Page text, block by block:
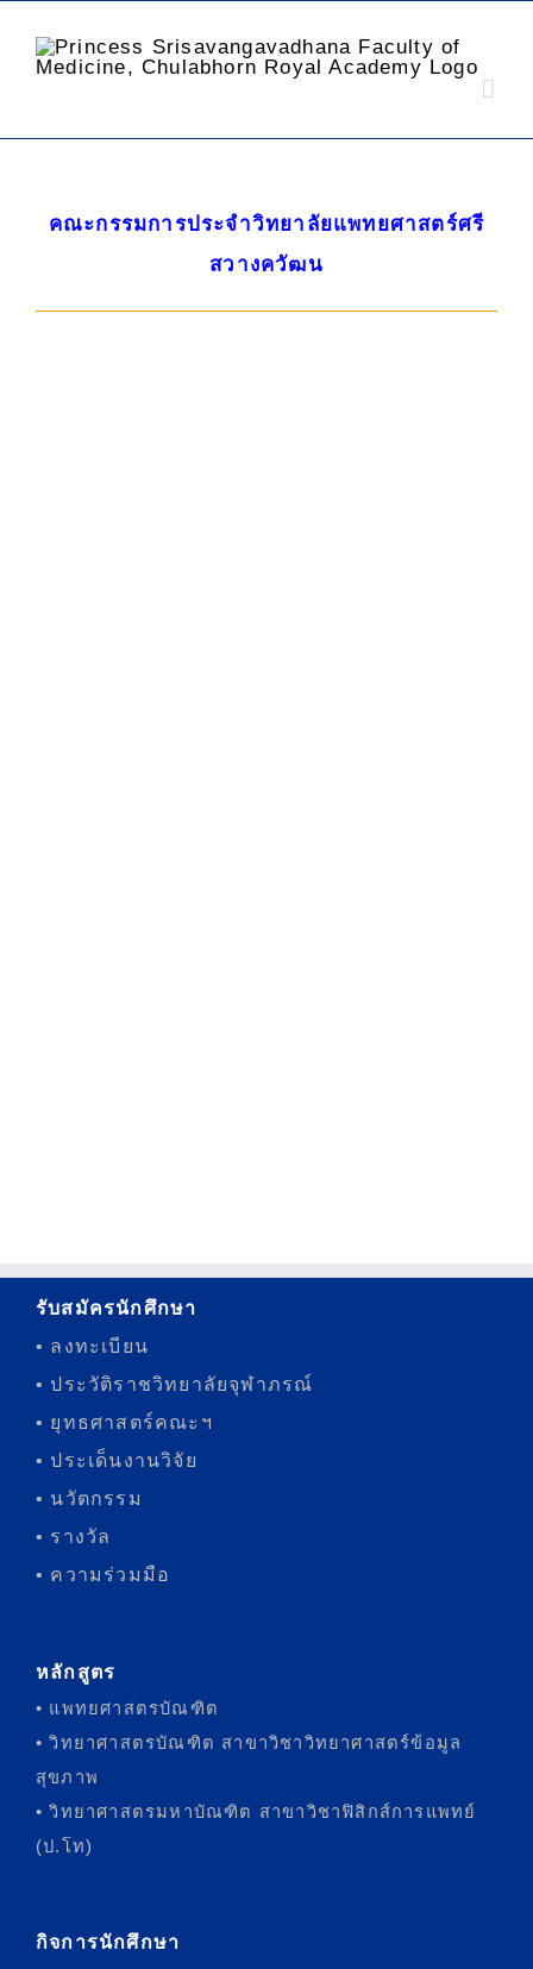
คณะกรรมการประจําวิทยาลัยแพทยศาสตร์ศรี
สวางควัฒน
รับสมัครนักศึกษา
• ลงทะเบียน
• ประวัติราชวิทยาลัยจุฬาภรณ์
• ยุทธศาสตร์คณะฯ
• ประเด็นงานวิจัย
• นวัตกรรม
• รางวัล
• ความร่วมมือ
หลักสูตร
• แพทยศาสตรบัณฑิต
• วิทยาศาสตรบัณฑิต สาขาวิชาวิทยาศาสตร์ข้อมูล
สุขภาพ
• วิทยาศาสตรมหาบัณฑิต สาขาวิชาฟิสิกส์การแพทย์
(ป.โท)
กิจการนักศึกษา